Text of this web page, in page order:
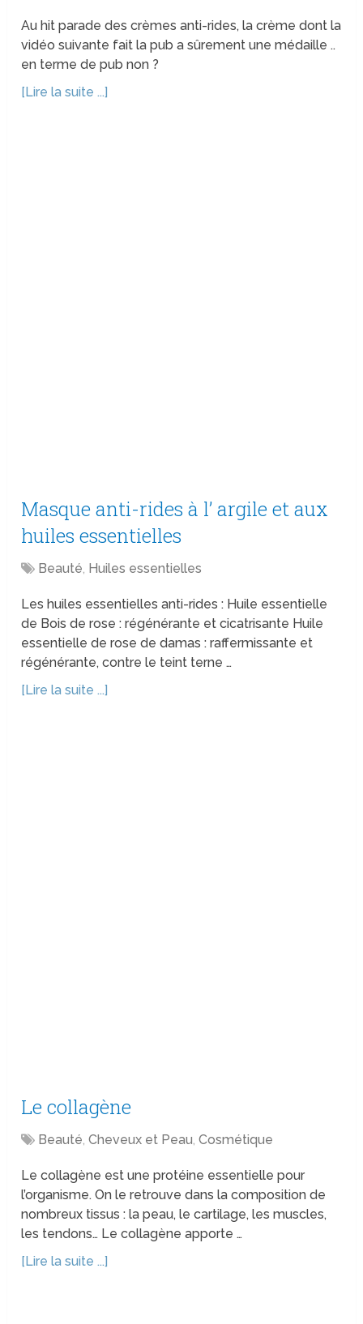
Au hit parade des crèmes anti-rides, la crème dont la
vidéo suivante fait la pub a sûrement une médaille ..
en terme de pub non ?
[Lire la suite ...]
Masque anti-rides à l’ argile et aux
huiles essentielles
Beauté, Huiles essentielles
Les huiles essentielles anti-rides : Huile essentielle
de Bois de rose : régénérante et cicatrisante Huile
essentielle de rose de damas : raffermissante et
régénérante, contre le teint terne …
[Lire la suite ...]
Le collagène
Beauté,Cheveux et Peau,Cosmétique
Le collagène est une protéine essentielle pour
l’organisme. On le retrouve dans la composition de
nombreux tissus : la peau, le cartilage, les muscles,
les tendons… Le collagène apporte …
[Lire la suite ...]